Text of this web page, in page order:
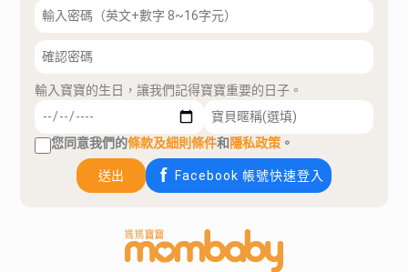
輸入寶寶的生日，讓我們記得寶寶重要的日子。
您同意我們的條款及細則條件和隱私政策 。
送出 Facebook 帳號快速登入